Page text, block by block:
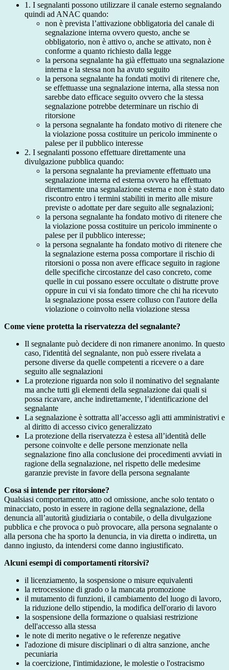
1. I segnalanti possono utilizzare il canale esterno segnalando
quindi ad ANAC quando:
non è prevista l’attivazione obbligatoria del canale di
segnalazione interna ovvero questo, anche se
obbligatorio, non è attivo o, anche se attivato, non è
conforme a quanto richiesto dalla legge
la persona segnalante ha già effettuato una segnalazione
interna e la stessa non ha avuto seguito
la persona segnalante ha fondati motivi di ritenere che,
se effettuasse una segnalazione interna, alla stessa non
sarebbe dato efficace seguito ovvero che la stessa
segnalazione potrebbe determinare un rischio di
ritorsione
la persona segnalante ha fondato motivo di ritenere che
la violazione possa costituire un pericolo imminente o
palese per il pubblico interesse
2. I segnalanti possono effettuare direttamente una
divulgazione pubblica quando:
la persona segnalante ha previamente effettuato una
segnalazione interna ed esterna ovvero ha effettuato
direttamente una segnalazione esterna e non è stato dato
riscontro entro i termini stabiliti in merito alle misure
previste o adottate per dare seguito alle segnalazioni;
la persona segnalante ha fondato motivo di ritenere che
la violazione possa costituire un pericolo imminente o
palese per il pubblico interesse;
la persona segnalante ha fondato motivo di ritenere che
la segnalazione esterna possa comportare il rischio di
ritorsioni o possa non avere efficace seguito in ragione
delle specifiche circostanze del caso concreto, come
quelle in cui possano essere occultate o distrutte prove
oppure in cui vi sia fondato timore che chi ha ricevuto
la segnalazione possa essere colluso con l'autore della
violazione o coinvolto nella violazione stessa
Come viene protetta la riservatezza del segnalante?
Il segnalante può decidere di non rimanere anonimo. In questo
caso, l'identità del segnalante, non può essere rivelata a
persone diverse da quelle competenti a ricevere o a dare
seguito alle segnalazioni
La protezione riguarda non solo il nominativo del segnalante
ma anche tutti gli elementi della segnalazione dai quali si
possa ricavare, anche indirettamente, l’identificazione del
segnalante
La segnalazione è sottratta all’accesso agli atti amministrativi e
al diritto di accesso civico generalizzato
La protezione della riservatezza è estesa all’identità delle
persone coinvolte e delle persone menzionate nella
segnalazione fino alla conclusione dei procedimenti avviati in
ragione della segnalazione, nel rispetto delle medesime
garanzie previste in favore della persona segnalante
Cosa si intende per ritorsione?
Qualsiasi comportamento, atto od omissione, anche solo tentato o
minacciato, posto in essere in ragione della segnalazione, della
denuncia all’autorità giudiziaria o contabile, o della divulgazione
pubblica e che provoca o può provocare, alla persona segnalante o
alla persona che ha sporto la denuncia, in via diretta o indiretta, un
danno ingiusto, da intendersi come danno ingiustificato.
Alcuni esempi di comportamenti ritorsivi?
il licenziamento, la sospensione o misure equivalenti
la retrocessione di grado o la mancata promozione
il mutamento di funzioni, il cambiamento del luogo di lavoro,
la riduzione dello stipendio, la modifica dell'orario di lavoro
la sospensione della formazione o qualsiasi restrizione
dell'accesso alla stessa
le note di merito negative o le referenze negative
l'adozione di misure disciplinari o di altra sanzione, anche
pecuniaria
la coercizione, l'intimidazione, le molestie o l'ostracismo